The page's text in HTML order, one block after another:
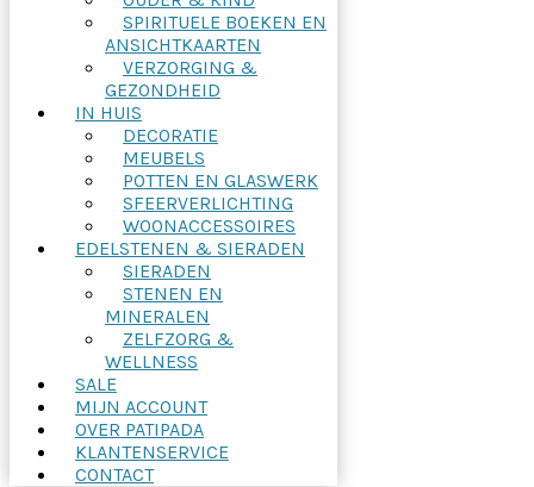
SPIRITUELE BOEKEN EN
ANSICHTKAARTEN
VERZORGING &
GEZONDHEID
IN HUIS
DECORATIE
MEUBELS
POTTEN EN GLASWERK
SFEERVERLICHTING
WOONACCESSOIRES
EDELSTENEN & SIERADEN
SIERADEN
STENEN EN
MINERALEN
ZELFZORG &
WELLNESS
SALE
MIJN ACCOUNT
OVER PATIPADA
KLANTENSERVICE
CONTACT